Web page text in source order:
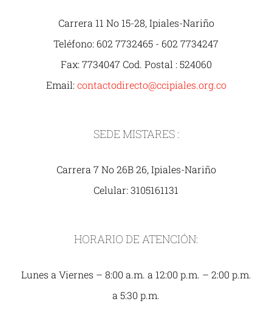
Carrera 11 No 15-28, Ipiales-Nariño
Teléfono: 602 7732465 - 602 7734247
Fax: 7734047 Cod. Postal : 524060
Email: contactodirecto@ccipiales.org.co
SEDE MISTARES :
Carrera 7 No 26B 26, Ipiales-Nariño
Celular: 3105161131
HORARIO DE ATENCIÓN:
Lunes a Viernes – 8:00 a.m. a 12:00 p.m. – 2:00 p.m.
a 5:30 p.m.